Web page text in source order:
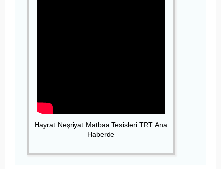
Hayrat Neşriyat Matbaa Tesisleri TRT Ana
Haberde